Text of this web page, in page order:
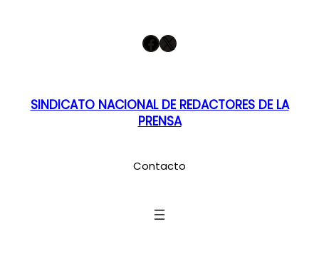
Facebook X
SINDICATO NACIONAL DE REDACTORES DE LA
PRENSA
Contacto